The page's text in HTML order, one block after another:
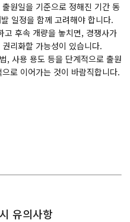
원일을 기준으로 정해진 기간 동
일정을 함께 고려해야 합니다.
고 후속 개량을 놓치면, 경쟁사가
리화할 가능성이 있습니다.
, 사용 용도 등을 단계적으로 출원
로 이어가는 것이 바람직합니다.
유의사항